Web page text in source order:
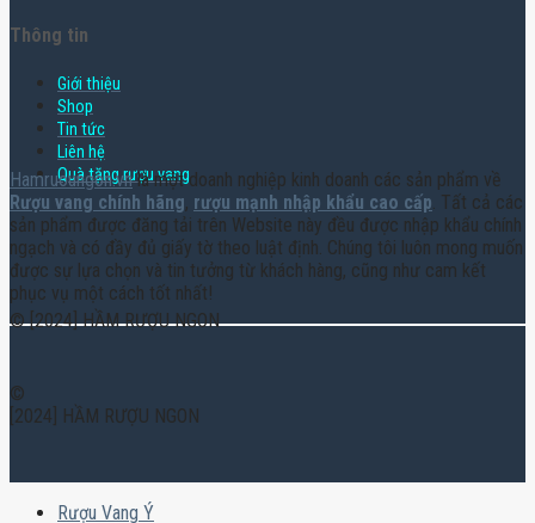
Thông tin
Giới thiệu
Shop
Tin tức
Liên hệ
Quà tặng rượu vang
Hamruoungon.vnlà một doanh nghiệp kinh doanh các sản phẩm về
Rượu vang chính hãng, rượu mạnh nhập khẩu cao cấp. Tất cả các
sản phẩm được đăng tải trên Website này đều được nhập khẩu chính
ngạch và có đầy đủ giấy tờ theo luật định. Chúng tôi luôn mong muốn
được sự lựa chọn và tin tưởng từ khách hàng, cũng như cam kết
phục vụ một cách tốt nhất!
© [2024] HẦM RƯỢU NGON
©
[2024] HẦM RƯỢU NGON
Rượu Vang Ý